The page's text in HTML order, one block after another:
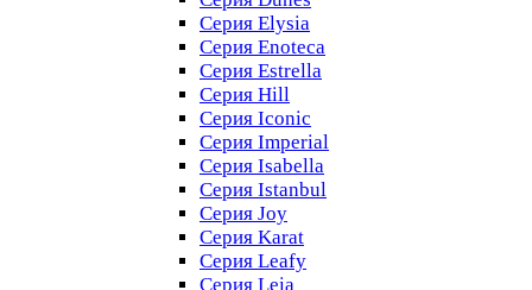
Серия Elysia
Серия Enoteca
Серия Estrella
Серия Hill
Серия Iconic
Серия Imperial
Серия Isabella
Серия Istanbul
Серия Joy
Серия Karat
Серия Leafy
Серия Leia